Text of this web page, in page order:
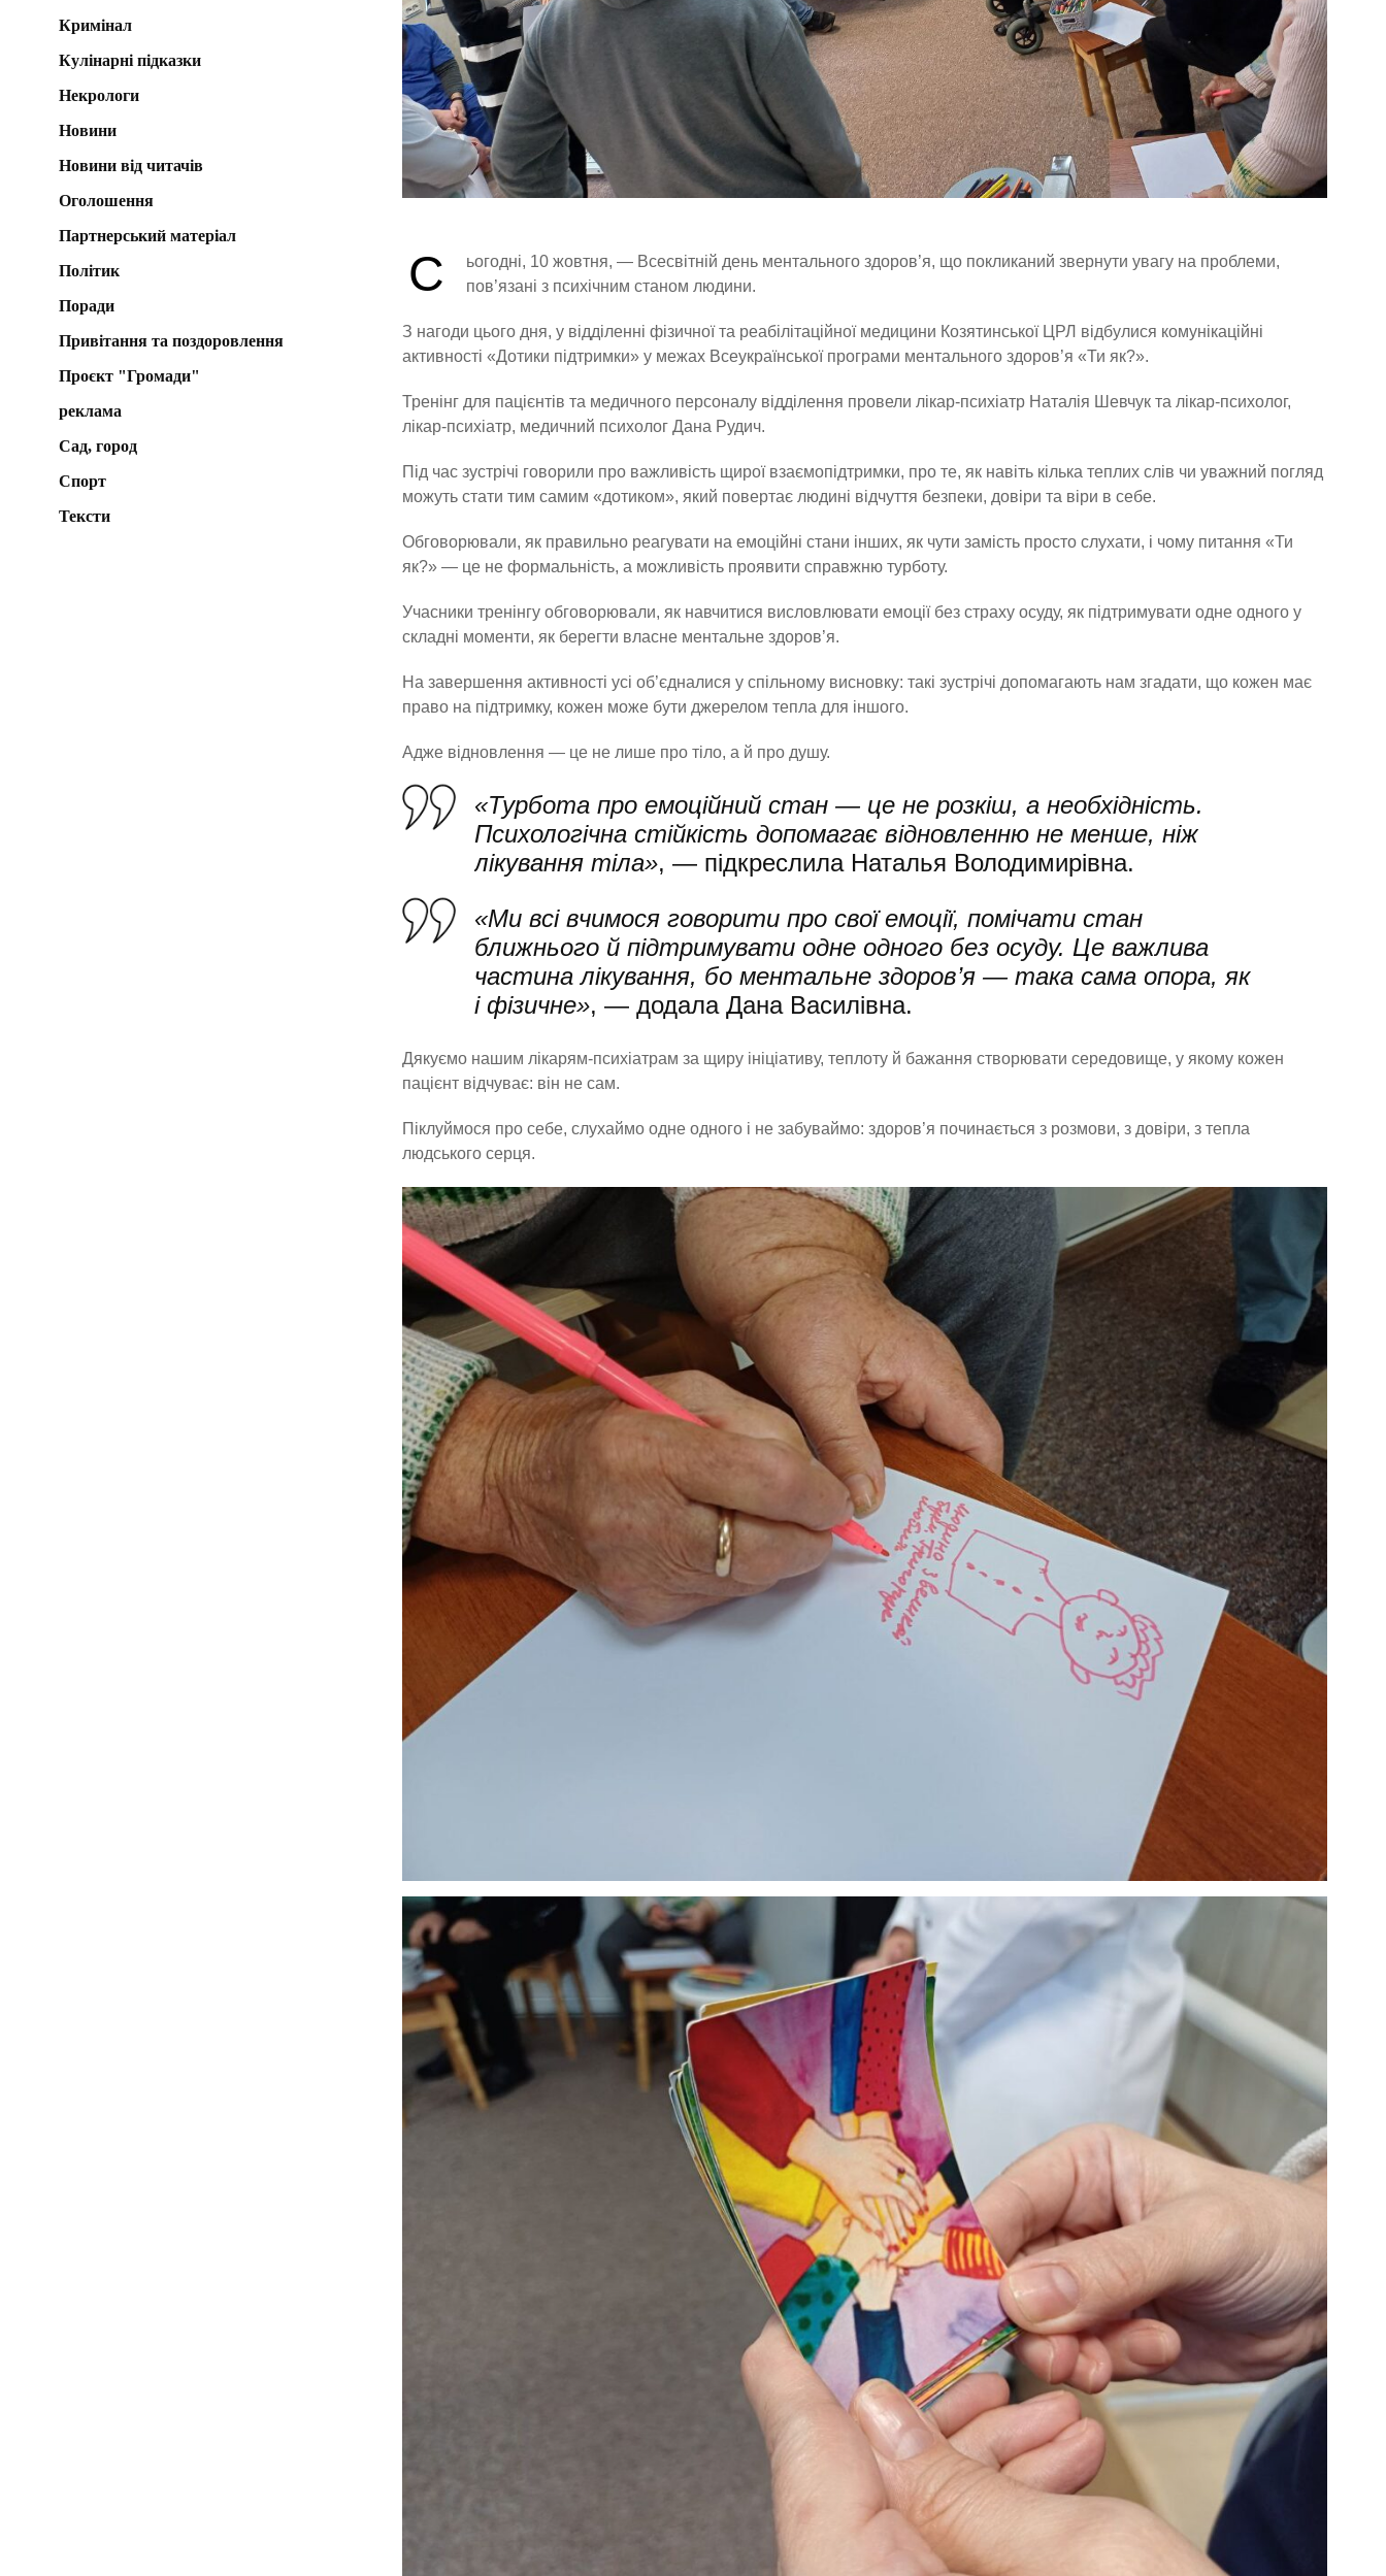
С
ьогодні, 10 жовтня, — Всесвітній день ментального здоров’я, що покликаний звернути увагу на проблеми,
пов’язані з психічним станом людини.
З нагоди цього дня, у відділенні фізичної та реабілітаційної медицини Козятинської ЦРЛ відбулися комунікаційні
активності «Дотики підтримки» у межах Всеукраїнської програми ментального здоров’я «Ти як?».
Тренінг для пацієнтів та медичного персоналу відділення провели лікар-психіатр Наталія Шевчук та лікар-психолог,
лікар-психіатр, медичний психолог Дана Рудич.
Під час зустрічі говорили про важливість щирої взаємопідтримки, про те, як навіть кілька теплих слів чи уважний погляд
можуть стати тим самим «дотиком», який повертає людині відчуття безпеки, довіри та віри в себе.
Обговорювали, як правильно реагувати на емоційні стани інших, як чути замість просто слухати, і чому питання «Ти
як?» — це не формальність, а можливість проявити справжню турботу.
Учасники тренінгу обговорювали, як навчитися висловлювати емоції без страху осуду, як підтримувати одне одного у
складні моменти, як берегти власне ментальне здоров’я.
На завершення активності усі об’єдналися у спільному висновку: такі зустрічі допомагають нам згадати, що кожен має
право на підтримку, кожен може бути джерелом тепла для іншого.
Адже відновлення — це не лише про тіло, а й про душу.
«Турбота про емоційний стан — це не розкіш, а необхідність.
Психологічна стійкість допомагає відновленню не менше, ніж
лікування тіла», — підкреслила Наталья Володимирівна.
«Ми всі вчимося говорити про свої емоції, помічати стан
ближнього й підтримувати одне одного без осуду. Це важлива
частина лікування, бо ментальне здоров’я — така сама опора, як
і фізичне», — додала Дана Василівна.
Дякуємо нашим лікарям-психіатрам за щиру ініціативу, теплоту й бажання створювати середовище, у якому кожен
пацієнт відчуває: він не сам.
Піклуймося про себе, слухаймо одне одного і не забуваймо: здоров’я починається з розмови, з довіри, з тепла
людського серця.
Кримінал
Кулінарні підказки
Некрологи
Новини
Новини від читачів
Оголошення
Партнерський матеріал
Політик
Поради
Привітання та поздоровлення
Проєкт "Громади"
реклама
Сад, город
Спорт
Тексти